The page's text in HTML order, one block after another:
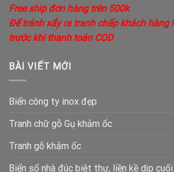
Free ship đơn hàng trên 500k
Để tránh xẩy ra tranh chấp khách hàng
trước khi thanh toán COD
BÀI VIẾT MỚI
Biển công ty inox đẹp
Tranh chữ gỗ Gụ khảm ốc
Tranh gỗ khảm ốc
Biển số nhà đúc biệt thự, liền kề dịp